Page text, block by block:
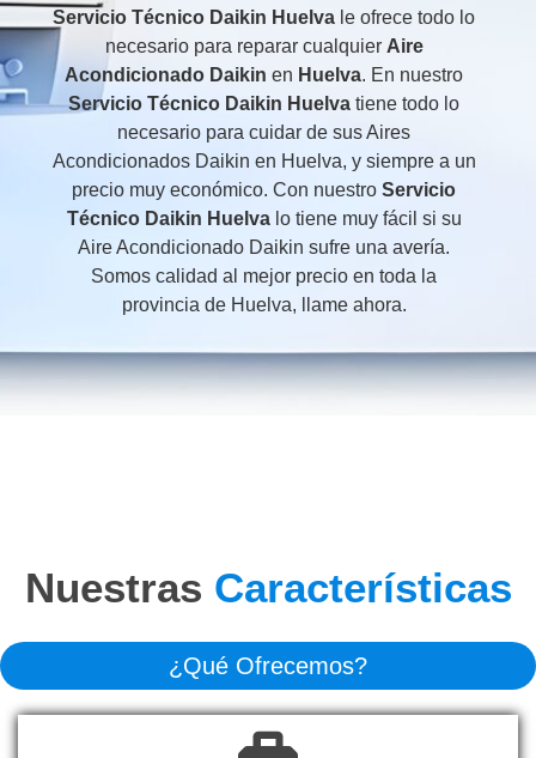
Servicio Técnico Daikin Huelva le ofrece todo lo
necesario para reparar cualquier Aire
Acondicionado Daikin en Huelva. En nuestro
Servicio Técnico Daikin Huelva tiene todo lo
necesario para cuidar de sus Aires
Acondicionados Daikin en Huelva, y siempre a un
precio muy económico. Con nuestro Servicio
Técnico Daikin Huelvalo tiene muy fácil si su
Aire Acondicionado Daikin sufre una avería.
Somos calidad al mejor precio en toda la
provincia de Huelva, llame ahora.
Nuestras Características
¿Qué Ofrecemos?